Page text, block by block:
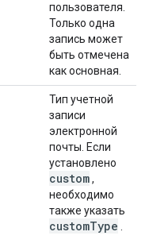
пользователя.
Только одна
запись может
быть отмечена
как основная.
Тип учетной
записи
электронной
почты. Если
установлено
custom,
необходимо
также указать
customType